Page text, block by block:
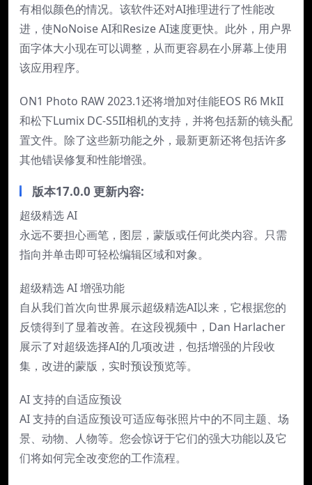
有相似颜色的情况。该软件还对AI推理进行了性能改
进，使NoNoise AI和Resize AI速度更快。此外，用户界
面字体大小现在可以调整，从而更容易在小屏幕上使用
该应用程序。
ON1 Photo RAW 2023.1还将增加对佳能EOS R6 MkII
和松下Lumix DC-S5II相机的支持，并将包括新的镜头配
置文件。除了这些新功能之外，最新更新还将包括许多
其他错误修复和性能增强。
版本17.0.0 更新内容:
超级精选 AI
永远不要担心画笔，图层，蒙版或任何此类内容。只需
指向并单击即可轻松编辑区域和对象。
超级精选 AI 增强功能
自从我们首次向世界展示超级精选AI以来，它根据您的
反馈得到了显着改善。在这段视频中，Dan Harlacher
展示了对超级选择AI的几项改进，包括增强的片段收
集，改进的蒙版，实时预设预览等。
AI 支持的自适应预设
AI 支持的自适应预设可适应每张照片中的不同主题、场
景、动物、人物等。您会惊讶于它们的强大功能以及它
们将如何完全改变您的工作流程。